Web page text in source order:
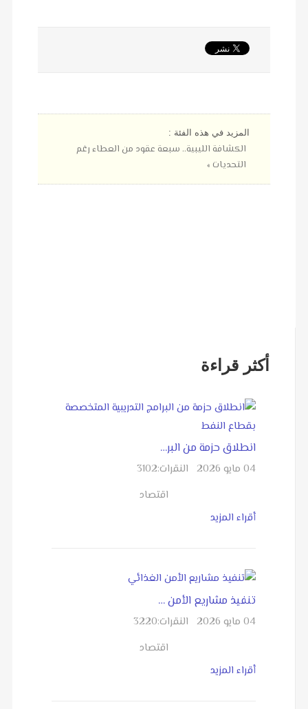
المزيد في هذه الفئة :
الكشافة الليبية.. سبعة عقود من العطاء رغم
التحديات »
أكثر قراءة
انطلاق حزمة من البر…
04 مايو 2026 النقرات:3102
اقتصاد
أقراء المزيد
تنفيذ مشاريع الأمن …
04 مايو 2026 النقرات:3220
اقتصاد
أقراء المزيد